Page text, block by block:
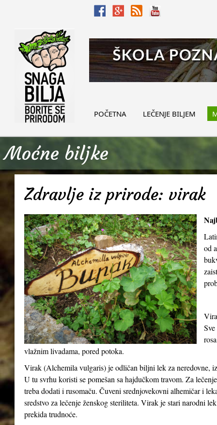
POČETNA LEČENJE BILJEM
Moćne biljke
Zdravlje iz prirode: virak
od
vlažnim livadama, pored potoka.
Virak (Alchemila vulgaris) je odličan biljni lek za neredovne,
U tu svrhu koristi se pomešan sa hajdučkom travom. Za
treba dodati i rusomaču. Čuveni srednjovekovni alhemičar i
sredstvo za lečenje ženskog steriliteta. Virak je stari narodni
prekida trudnoće.